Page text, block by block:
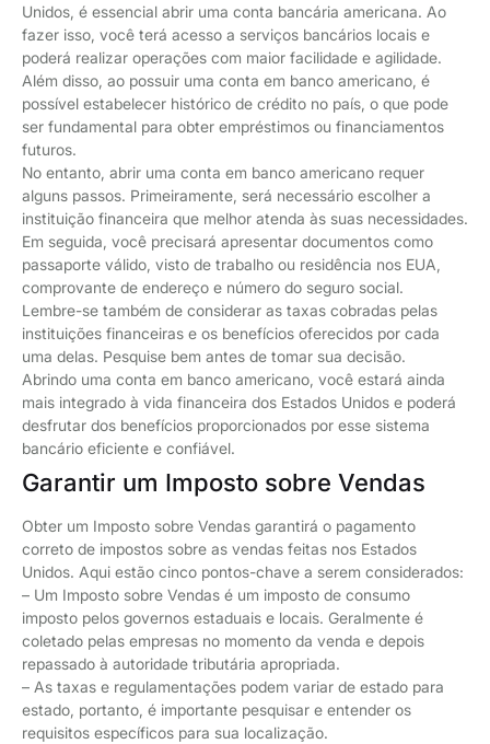
Unidos, é essencial abrir uma conta bancária americana. Ao
fazer isso, você terá acesso a serviços bancários locais e
poderá realizar operações com maior facilidade e agilidade.
Além disso, ao possuir uma conta em banco americano, é
possível estabelecer histórico de crédito no país, o que pode
ser fundamental para obter empréstimos ou financiamentos
futuros.
No entanto, abrir uma conta em banco americano requer
alguns passos. Primeiramente, será necessário escolher a
instituição financeira que melhor atenda às suas necessidades.
Em seguida, você precisará apresentar documentos como
passaporte válido, visto de trabalho ou residência nos EUA,
comprovante de endereço e número do seguro social.
Lembre-se também de considerar as taxas cobradas pelas
instituições financeiras e os benefícios oferecidos por cada
uma delas. Pesquise bem antes de tomar sua decisão.
Abrindo uma conta em banco americano, você estará ainda
mais integrado à vida financeira dos Estados Unidos e poderá
desfrutar dos benefícios proporcionados por esse sistema
bancário eficiente e confiável.
Garantir um Imposto sobre Vendas
Obter um Imposto sobre Vendas garantirá o pagamento
correto de impostos sobre as vendas feitas nos Estados
Unidos. Aqui estão cinco pontos-chave a serem considerados:
– Um Imposto sobre Vendas é um imposto de consumo
imposto pelos governos estaduais e locais. Geralmente é
coletado pelas empresas no momento da venda e depois
repassado à autoridade tributária apropriada.
– As taxas e regulamentações podem variar de estado para
estado, portanto, é importante pesquisar e entender os
requisitos específicos para sua localização.